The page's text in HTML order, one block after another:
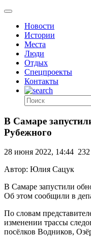
Новости
Истории
Места
Люди
Отдых
Спецпроекты
Контакты
В Самаре
Рубежного
28 июня 2022, 14:44 232
Автор: Юлия Сацук
В Самаре запустили
Об этом сообщили в
По словам
изменении трассы
посёлков Водников,